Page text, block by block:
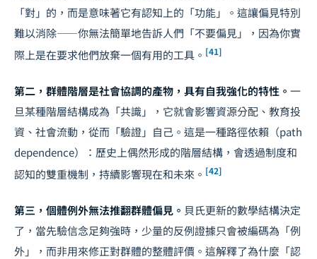
「對」的，而是意味著它有認知上的「功能」。這讓偏見特別
難以消除——你無法簡單地告訴人們「不要偏見」，因為你實
際上是在要求他們放棄一個有用的工具。 [41]
第二，群體階層是社會協調的產物，具有自我強化的特性。 一
旦某種階層結構成為「共識」，它就會影響資源分配、教育投
資、社會流動，從而「驗證」自己。這是一種路徑依賴（path
dependence）：歷史上偶然形成的階層結構，會透過制度和
認知的雙重機制，持續影響現在和未來。 [42]
第三，個體例外無法推翻群體偏見。 貝氏更新的數學結構決定
了，當先驗信念足夠強時，少量的反例證據只會被編碼為「例
外」，而非用來修正對群體的整體評價。這解釋了為什麼「認